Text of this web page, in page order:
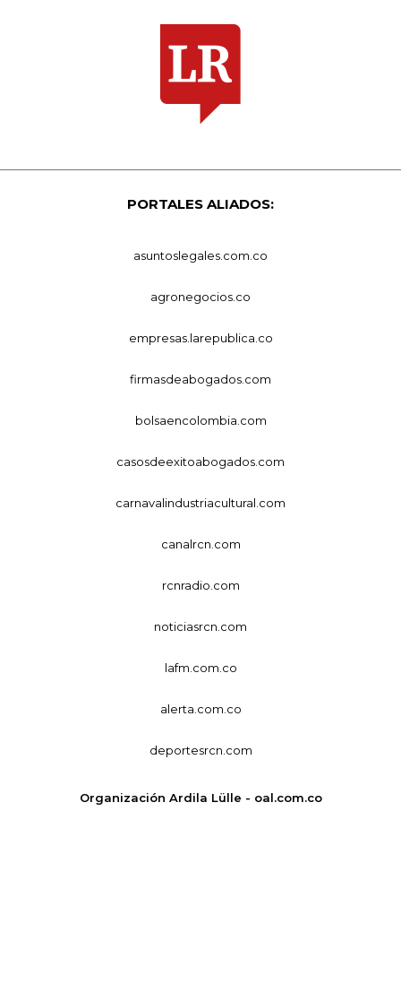
PORTALES ALIADOS:
asuntoslegales.com.co
agronegocios.co
empresas.larepublica.co
firmasdeabogados.com
bolsaencolombia.com
casosdeexitoabogados.com
carnavalindustriacultural.com
canalrcn.com
rcnradio.com
noticiasrcn.com
lafm.com.co
alerta.com.co
deportesrcn.com
Organización Ardila Lülle - oal.com.co